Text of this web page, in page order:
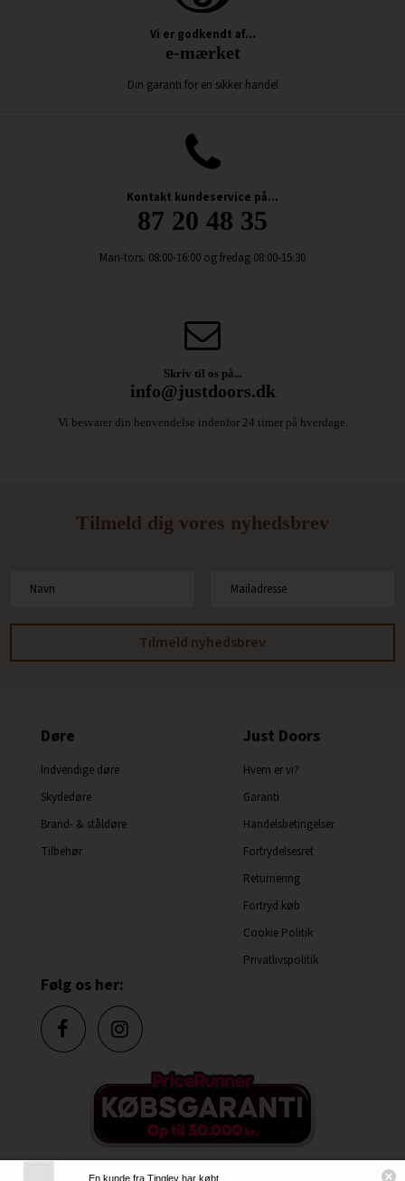
Vi er godkendt af...
e-mærket
Din garanti for en sikker handel
Kontakt kundeservice på...
87 20 48 35
Man-tors. 08:00-16:00 og fredag 08:00-15:30
Skriv til os på...
info@justdoors.dk
Vi besvarer din henvendelse indenfor 24 timer på hverdage.
Tilmeld dig vores nyhedsbrev
Døre
Indvendige døre
Skydedøre
Brand- & ståldøre
Tilbehør
Just Doors
Hvem er vi?
Garanti
Handelsbetingelser
Fortrydelsesret
Returnering
Fortryd køb
Cookie Politik
Privatlivspolitik
Følg os her:
En kunde fra Tinglev har købt